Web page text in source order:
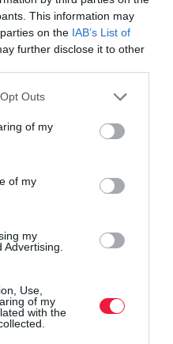
This information may
on the IAB’s List of
further disclose it to other
uses one or more Google
You may click to
and its third-party tags to
purposes in below Google
Outs
of my
of my
my
Use,
of my
with the
cukoripara.
küzdött már tavaly is,
is szakadoznak. Emellett a
ára sem kedvez a